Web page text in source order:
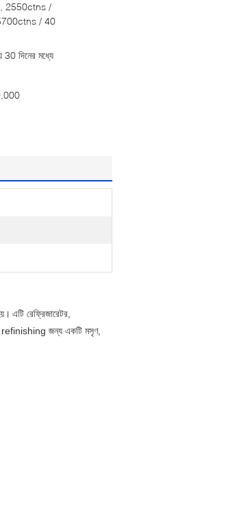
2550ctns /
/ 40
30 দিনের মধ্যে
এটি রেফ্রিজারেটর,
refinishing জন্য একটি মসৃণ,